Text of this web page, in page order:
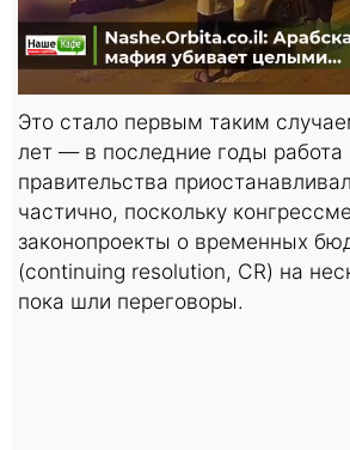
Это стало первым таким
лет — в последние годы работа
правительства
частично, поскольку
законопроекты о временных
(continuing resolution, CR) на
пока шли переговоры.